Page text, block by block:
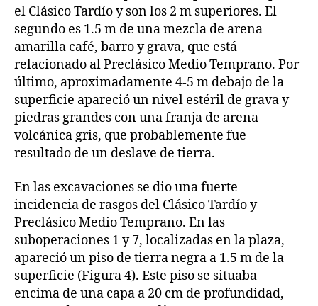
el Clásico Tardío y son los 2 m superiores. El
segundo es 1.5 m de una mezcla de arena
amarilla café, barro y grava, que está
relacionado al Preclásico Medio Temprano. Por
último, aproximadamente 4-5 m debajo de la
superficie apareció un nivel estéril de grava y
piedras grandes con una franja de arena
volcánica gris, que probablemente fue
resultado de un deslave de tierra.
En las excavaciones se dio una fuerte
incidencia de rasgos del Clásico Tardío y
Preclásico Medio Temprano. En las
suboperaciones 1 y 7, localizadas en la plaza,
apareció un piso de tierra negra a 1.5 m de la
superficie (Figura 4). Este piso se situaba
encima de una capa a 20 cm de profundidad,